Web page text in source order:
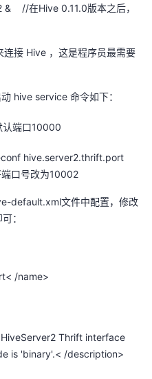
//在Hive 0.11.0版本之后，
接 Hive ，这是程序员最需要
hive service 命令如下：
认端口10000
hive.server2.thrift.port
口号改为10002
default.xml文件中配置，修改
：
/name>
Thrift interface
is 'binary'.< /description>